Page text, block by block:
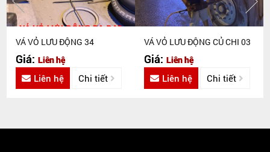
VÁ VỎ LƯU ĐỘNG 34
Giá: Liên hệ
Liên hệ Chi tiết
VÁ VỎ LƯU ĐỘNG CỦ CHI 03
Giá: Liên hệ
Liên hệ Chi tiết